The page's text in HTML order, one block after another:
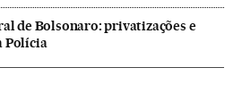
de Bolsonaro: privatizações e
Polícia